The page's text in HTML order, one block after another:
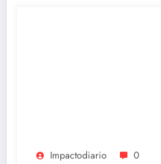
Impactodiario 0